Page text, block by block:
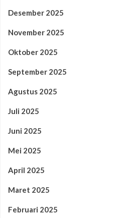
Desember 2025
November 2025
Oktober 2025
September 2025
Agustus 2025
Juli 2025
Juni 2025
Mei 2025
April 2025
Maret 2025
Februari 2025